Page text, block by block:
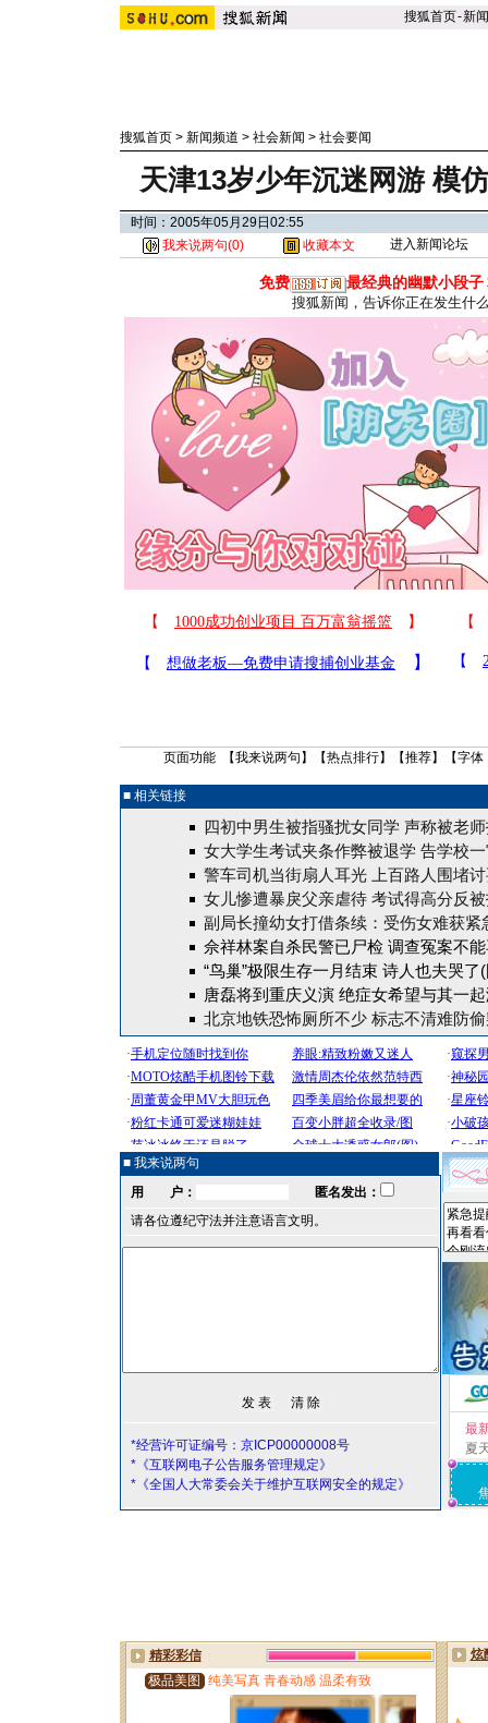
搜狐首页-新闻
搜狐首页 > 新闻频道 > 社会新闻 > 社会要闻
天津13岁少年沉迷网游 模
时间：2005年05月29日02:55
我来说两句(0) 收藏本文 进入新闻论坛
免费 最经典的幽默小段子
搜狐新闻，告诉你正在发生什
页面功能 【我来说两句 】【热点排行】【推荐】【字体
■ 相关链接
四初中男生被指骚扰女同学 声称被老
女大学生考试夹条作弊被退学 告学校
警车司机当街扇人耳光 上百路人围堵
女儿惨遭暴戾父亲虐待 考试得高分反
副局长撞幼女打借条续：受伤女难获紧
佘祥林案自杀民警已尸检 调查冤案不
“鸟巢”极限生存一月结束 诗人也夫哭了
唐磊将到重庆义演 绝症女希望与其一
北京地铁恐怖厕所不少 标志不清难防
■ 我来说两句
用 户：
匿名发出：
请各位遵纪守法并注意语言文明。
*经营许可证编号：京ICP00000008号
*《互联网电子公告服务管理规定》
*《全国人大常委会关于维护互联网安全的规定》
最
夏